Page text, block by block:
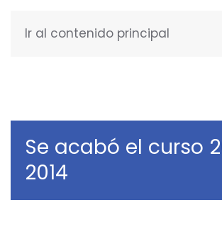
Ir al contenido principal
Se acabó el curso
2014